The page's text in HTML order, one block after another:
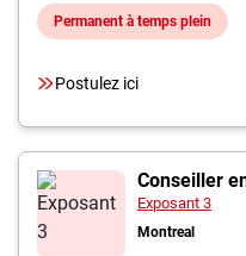
Permanent à temps plein
Postulez ici
Conseiller
Exposant 3
Montreal